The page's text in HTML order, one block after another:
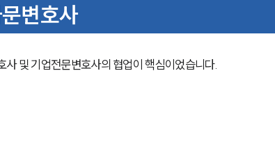
변호사
및 기업전문변호사의 협업이 핵심이었습니다.